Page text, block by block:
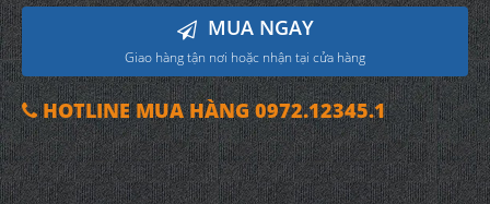
MUA NGAY
Giao hàng tận nơi hoặc nhận tại cửa hàng
HOTLINE MUA HÀNG 0972.12345.1